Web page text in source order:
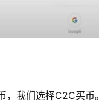
我们选择C2C买币。